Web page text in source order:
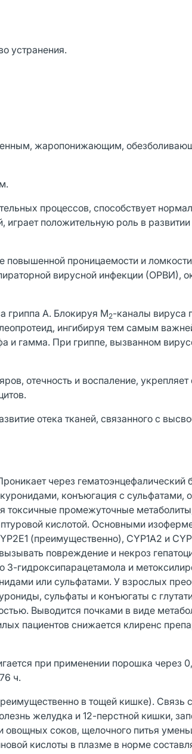
устранения.
жаропонижающим,
процессов, способствует
играет положительную роль в
повышенной проницаемости и
вирусной инфекции (ОРВИ),
гриппа А. Блокируя М2-каналы вируса
ингибируя тем самым
и гамма. При гриппе, вызванном
отечность и воспаление,
отека тканей, связанного с
через гематоэнцефалический
конъюгация с сульфатами,
промежуточные
кислотой. Основными
(преимущественно), CYP1A2 и
повреждение и некроз
гидроксипарацетамола и
или сульфатами. У взрослых
сульфаты и конъюгаты с
Выводится почками в виде
пациентов снижается клиренс
при применении порошка через
ч.
в тощей кишке). Связь
желудка и 12-перстной кишки,
овощных соков, щелочного питья
кислоты в плазме в норме